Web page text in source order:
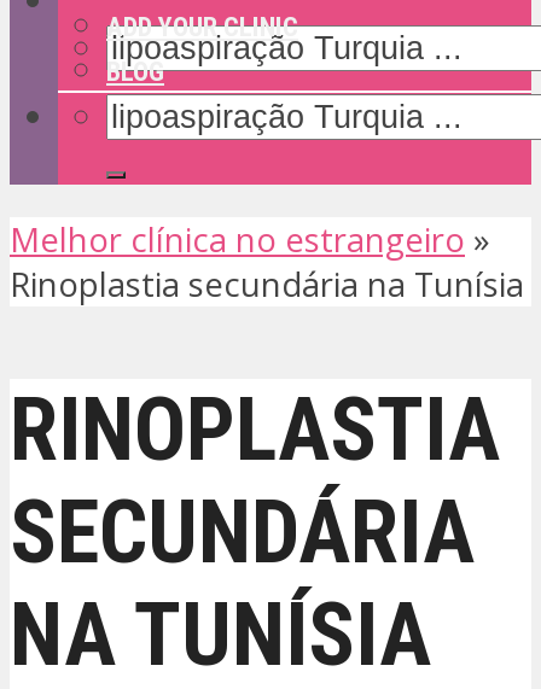
ADD YOUR CLINIC
BLOG
Melhor clínica no estrangeiro »
Rinoplastia secundária na Tunísia
RINOPLASTIA
SECUNDÁRIA
NA TUNÍSIA